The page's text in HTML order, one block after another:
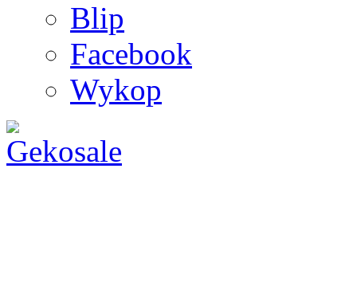
Blip
Facebook
Wykop